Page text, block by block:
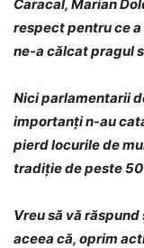
Caracal, Marian
respect pentru ce
ne-a călcat pragul
Nici parlamentarii
importanți n-au
pierd locurile de
tradiție de peste 50
Vreu să vă
aceea că, oprim